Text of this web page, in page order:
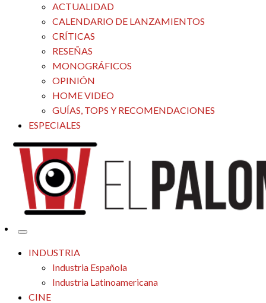
ACTUALIDAD
CALENDARIO DE LANZAMIENTOS
CRÍTICAS
RESEÑAS
MONOGRÁFICOS
OPINIÓN
HOME VIDEO
GUÍAS, TOPS Y RECOMENDACIONES
ESPECIALES
El Palomitrón
Tu espacio de la industria de cine española y latinoamericana
INDUSTRIA
Industria Española
Industria Latinoamericana
CINE